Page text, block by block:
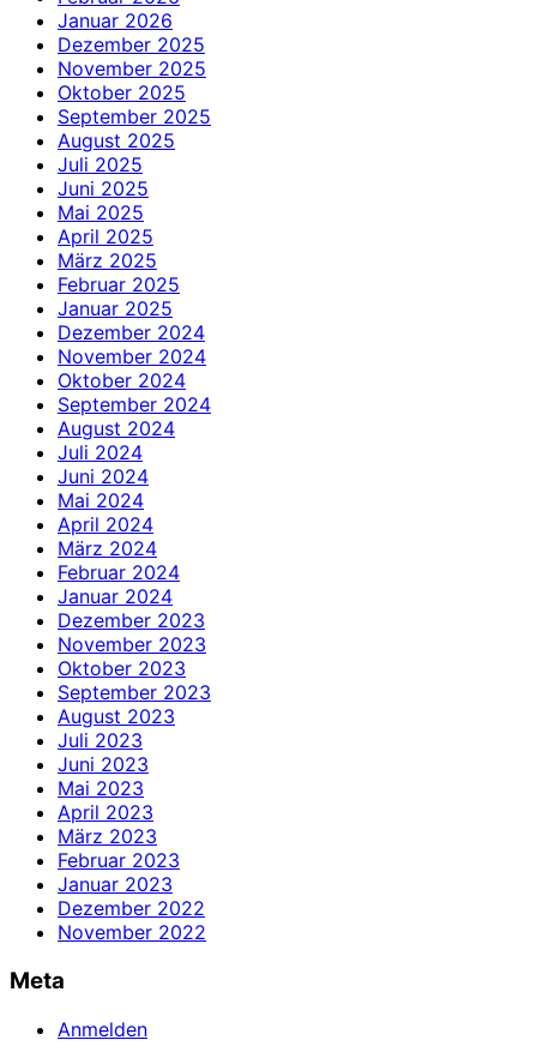
Januar 2026
Dezember 2025
November 2025
Oktober 2025
September 2025
August 2025
Juli 2025
Juni 2025
Mai 2025
April 2025
März 2025
Februar 2025
Januar 2025
Dezember 2024
November 2024
Oktober 2024
September 2024
August 2024
Juli 2024
Juni 2024
Mai 2024
April 2024
März 2024
Februar 2024
Januar 2024
Dezember 2023
November 2023
Oktober 2023
September 2023
August 2023
Juli 2023
Juni 2023
Mai 2023
April 2023
März 2023
Februar 2023
Januar 2023
Dezember 2022
November 2022
Meta
Anmelden